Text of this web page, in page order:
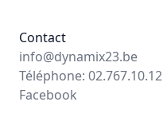
Contact
info@dynamix23.be
Téléphone: 02.767.10.12
Facebook